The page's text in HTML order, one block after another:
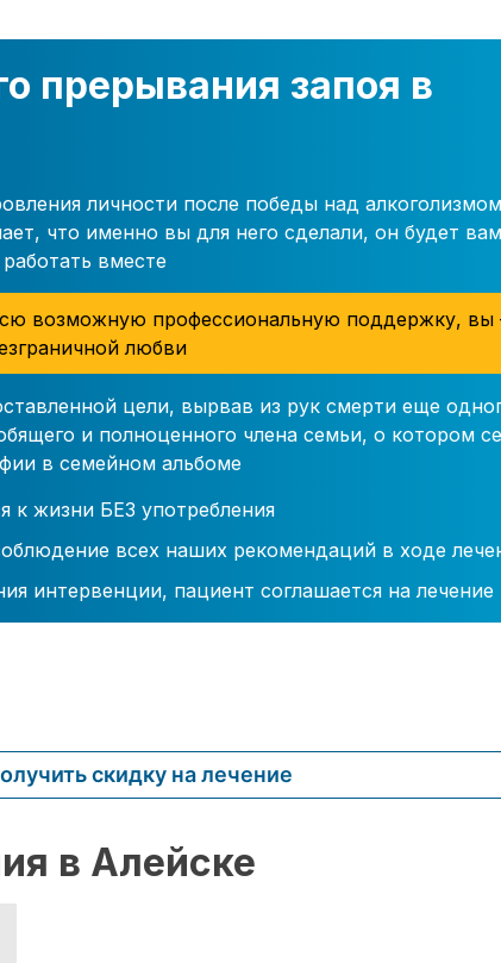
прерывания запоя в
личности после победы над
что именно вы для него сделали, он будет
вместе
возможную профессиональную поддержку,
любви
цели, вырвав из рук смерти еще
и полноценного члена семьи, о котором
в семейном альбоме
к жизни БЕЗ употребления
всех наших рекомендаций в ходе
интервенции, пациент соглашается на лечение
скидку на лечение
в Алейске